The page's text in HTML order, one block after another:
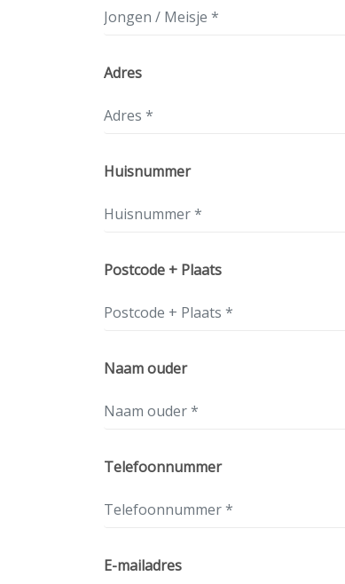
Adres
Huisnummer
Postcode + Plaats
Naam ouder
Telefoonnummer
E-mailadres